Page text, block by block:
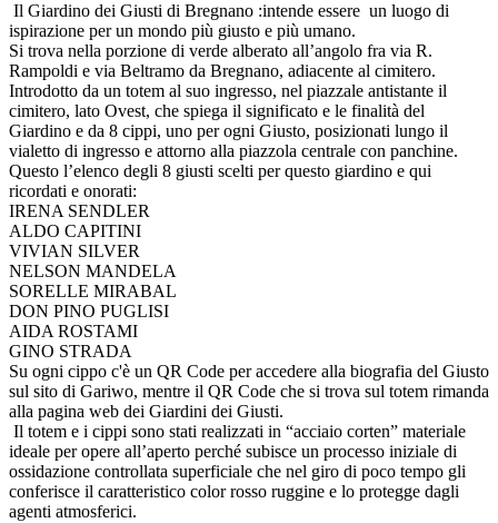
Il Giardino dei Giusti di Bregnano :intende essere un luogo di
ispirazione per un mondo più giusto e più umano.
Si trova nella porzione di verde alberato all’angolo fra via R.
Rampoldi e via Beltramo da Bregnano, adiacente al cimitero.
Introdotto da un totem al suo ingresso, nel piazzale antistante il
cimitero, lato Ovest, che spiega il significato e le finalità del
Giardino e da 8 cippi, uno per ogni Giusto, posizionati lungo il
vialetto di ingresso e attorno alla piazzola centrale con panchine.
Questo l’elenco degli 8 giusti scelti per questo giardino e qui
ricordati e onorati:
IRENA SENDLER
ALDO CAPITINI
VIVIAN SILVER
NELSON MANDELA
SORELLE MIRABAL
DON PINO PUGLISI
AIDA ROSTAMI
GINO STRADA
Su ogni cippo c'è un QR Code per accedere alla biografia del Giusto
sul sito di Gariwo, mentre il QR Code che si trova sul totem rimanda
alla pagina web dei Giardini dei Giusti.
Il totem e i cippi sono stati realizzati in “acciaio corten” materiale
ideale per opere all’aperto perché subisce un processo iniziale di
ossidazione controllata superficiale che nel giro di poco tempo gli
conferisce il caratteristico color rosso ruggine e lo protegge dagli
agenti atmosferici.